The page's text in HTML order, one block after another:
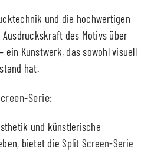
und die hochwertigen
des Motivs über
ein Kunstwerk, das sowohl visuell
hat.
Serie:
und künstlerische
bietet dieSplit Screen-Serie